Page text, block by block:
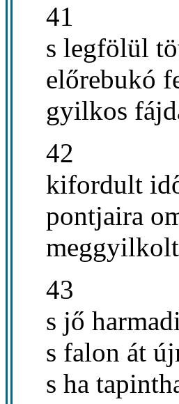
41
s legfölül
előrebukó
gyilkos
42
kifordult
pontjaira
43
s jő
s falon át
s ha